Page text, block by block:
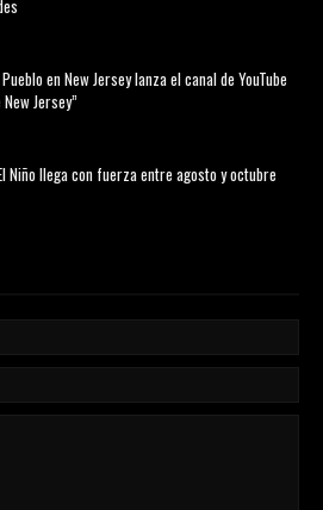
en New Jersey lanza el canal de YouTube
Jersey”
Niño llega con fuerza entre agosto y octubre